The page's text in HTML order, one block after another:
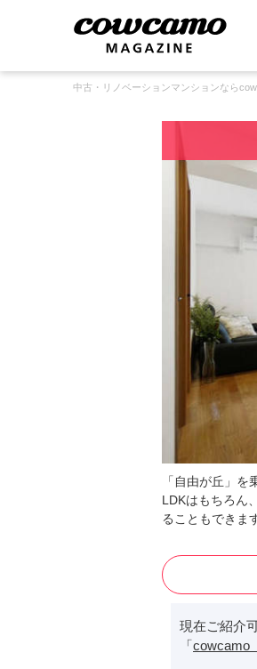
中古・リノベーションマンションなら
「自由が丘」
LDKはもちろん
ることもできま
現在ご紹介
「cowcamo